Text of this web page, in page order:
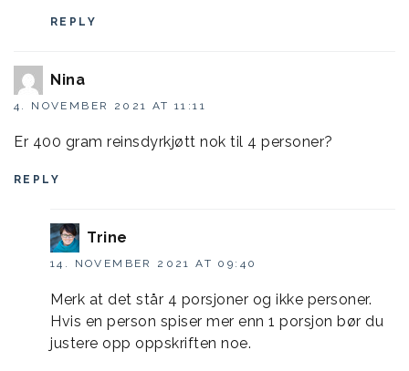
REPLY
Nina
4. NOVEMBER 2021 AT 11:11
Er 400 gram reinsdyrkjøtt nok til 4 personer?
REPLY
Trine
14. NOVEMBER 2021 AT 09:40
Merk at det står 4 porsjoner og ikke personer.
Hvis en person spiser mer enn 1 porsjon bør du
justere opp oppskriften noe.